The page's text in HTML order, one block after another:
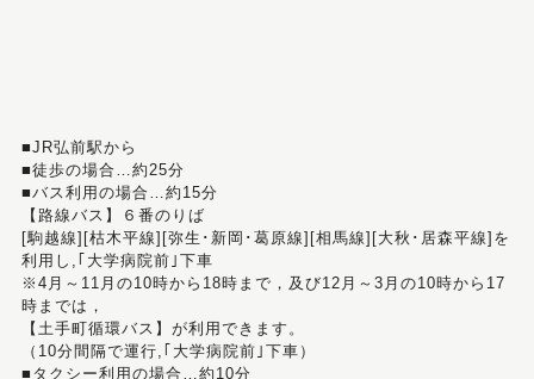
■JR弘前駅から
■徒歩の場合…約25分
■バス利用の場合…約15分
【路線バス】６番のりば
[駒越線][枯木平線][弥生･新岡･葛原線][相馬線][大秋･居森平線]を
利用し,｢大学病院前｣下車
※4月～11月の10時から18時まで，及び12月～3月の10時から17
時までは，
【土手町循環バス】が利用できます。
（10分間隔で運行,｢大学病院前｣下車）
■タクシー利用の場合…約10分